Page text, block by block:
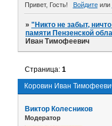
Привет, Гость! Войдитеили
»"Никто не забыт,
памяти Пензенской
Иван Тимофеевич
Коровин Иван
Страница:1
Виктор Колесников
Модератор